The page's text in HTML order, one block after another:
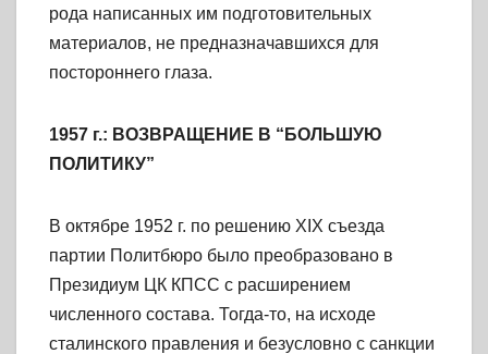
рода написанных им подготовительных
материалов, не предназначавшихся для
постороннего глаза.
1957 г.: ВОЗВРАЩЕНИЕ В “БОЛЬШУЮ
ПОЛИТИКУ”
В октябре 1952 г. по решению XIX съезда
партии Политбюро было преобразовано в
Президиум ЦК КПСС с расширением
численного состава. Тогда-то, на исходе
сталинского правления и безусловно с санкции